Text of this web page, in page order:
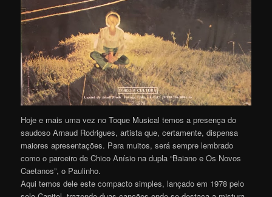
Hoje e mais uma vez no Toque Musical temos a presença do
saudoso Arnaud Rodrigues, artista que, certamente, dispensa
maiores apresentações. Para muitos, será sempre lembrado
como o parceiro de Chico Anísio na dupla “Baiano e Os Novos
Caetanos”, o Paulinho.
Aqui temos dele este compacto simples, lançado em 1978 pelo